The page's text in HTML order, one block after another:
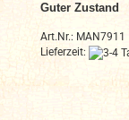
Guter Zustand
Art.Nr.: MAN7911
Lieferzeit: